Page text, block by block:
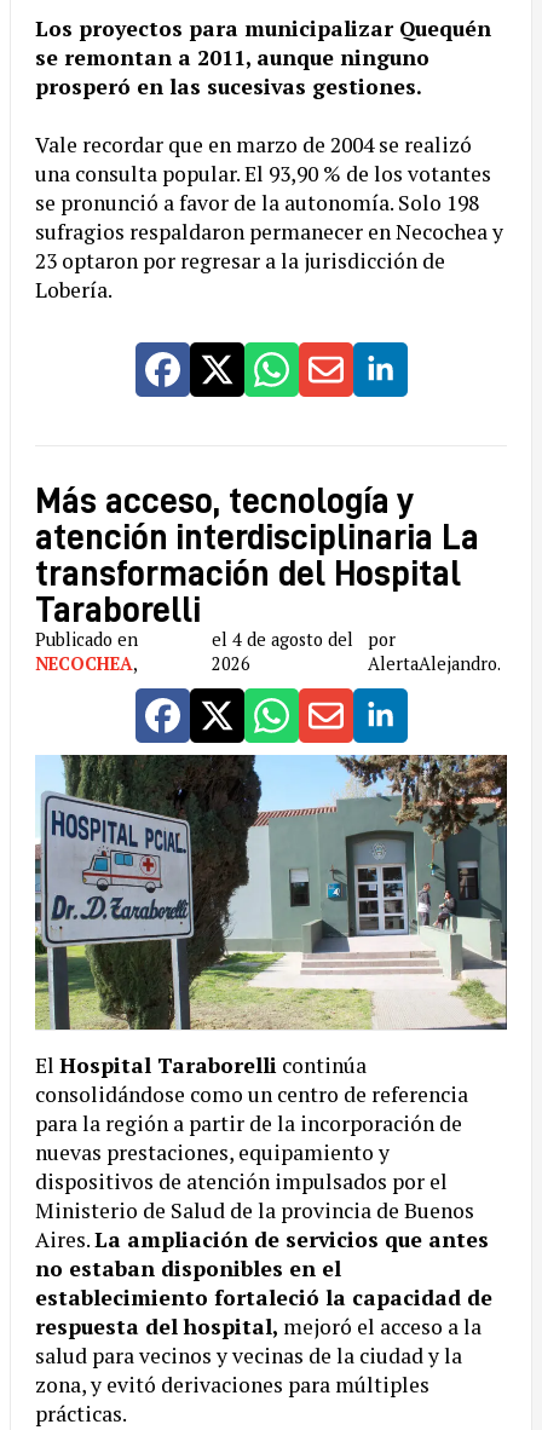
Los proyectos para municipalizar Quequén
se remontan a 2011, aunque ninguno
prosperó en las sucesivas gestiones.
Vale recordar que en marzo de 2004 se realizó
una consulta popular. El 93,90 % de los votantes
se pronunció a favor de la autonomía. Solo 198
sufragios respaldaron permanecer en Necochea y
23 optaron por regresar a la jurisdicción de
Lobería.
Más acceso, tecnología y
atención interdisciplinaria La
transformación del Hospital
Taraborelli
Publicado en
NECOCHEA,
el 4 de agosto del
2026
por
AlertaAlejandro.
El Hospital Taraborelli continúa
consolidándose como un centro de referencia
para la región a partir de la incorporación de
nuevas prestaciones, equipamiento y
dispositivos de atención impulsados por el
Ministerio de Salud de la provincia de Buenos
Aires.La ampliación de servicios que antes
no estaban disponibles en el
establecimiento fortaleció la capacidad de
respuesta del hospital, mejoró el acceso a la
salud para vecinos y vecinas de la ciudad y la
zona, y evitó derivaciones para múltiples
prácticas.